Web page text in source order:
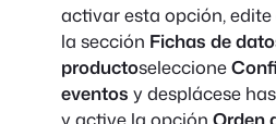
activar esta opción,
la sección Fichas de
productoseleccione
eventos y desplácese
y active la opción Orden